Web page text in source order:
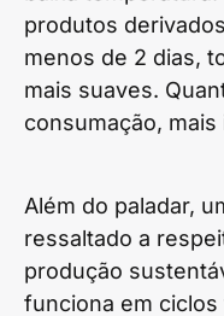
produtos
menos de 2 dias,
mais suaves.
consumação,
Além do paladar,
ressaltado a
produção
funciona em ciclos